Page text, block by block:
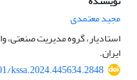
مجید معتمدی
استادیار، گروه مدیریت صنعتی،
ایران.
kssa.2024.445634.2848